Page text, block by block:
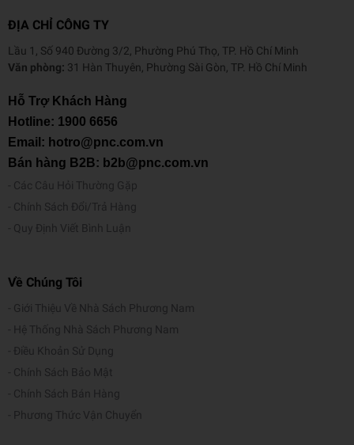
ĐỊA CHỈ CÔNG TY
Lầu 1, Số 940 Đường 3/2, Phường Phú Thọ, TP. Hồ Chí Minh
Văn phòng: 31 Hàn Thuyên, Phường Sài Gòn, TP. Hồ Chí Minh
Hỗ Trợ Khách Hàng
Hotline: 1900 6656
Email: hotro@pnc.com.vn
Bán hàng B2B: b2b@pnc.com.vn
Các Câu Hỏi Thường Gặp
Chính Sách Đổi/Trả Hàng
Quy Định Viết Bình Luận
Về Chúng Tôi
Giới Thiệu Về Nhà Sách Phương Nam
Hệ Thống Nhà Sách Phương Nam
Điều Khoản Sử Dụng
Chính Sách Bảo Mật
Chính Sách Bán Hàng
Phương Thức Vận Chuyển